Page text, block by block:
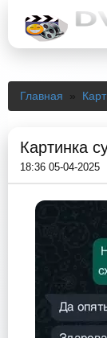
Главная »
Картинка
18:36 05-04-2025